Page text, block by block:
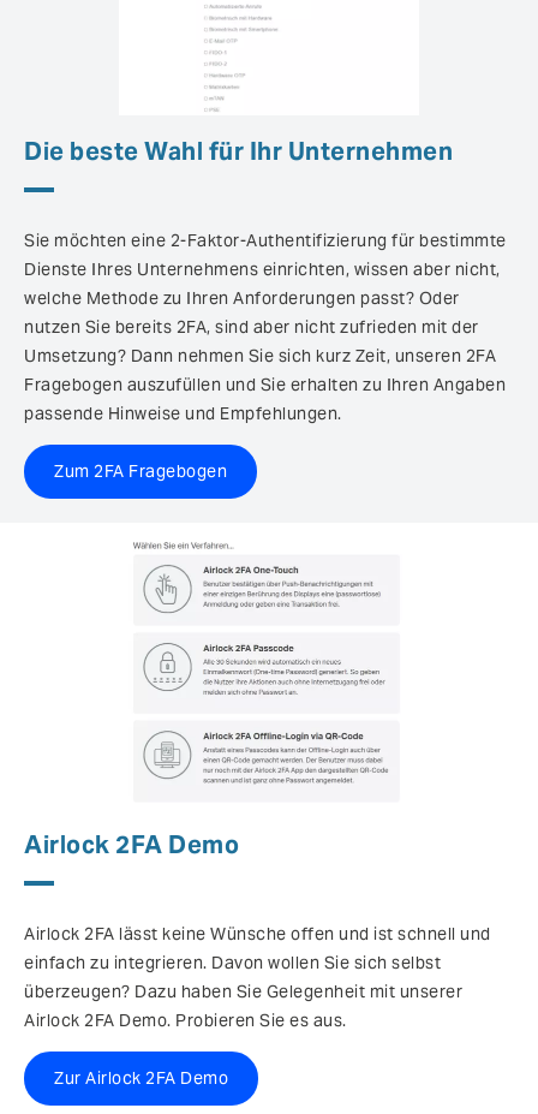
Die beste Wahl für Ihr Unternehmen
Sie möchten eine 2-Faktor-Authentifizierung für bestimmte
Dienste Ihres Unternehmens einrichten, wissen aber nicht,
welche Methode zu Ihren Anforderungen passt? Oder
nutzen Sie bereits 2FA, sind aber nicht zufrieden mit der
Umsetzung? Dann nehmen Sie sich kurz Zeit, unseren 2FA
Fragebogen auszufüllen und Sie erhalten zu Ihren Angaben
passende Hinweise und Empfehlungen.
Zum 2FA Fragebogen
Airlock 2FA Demo
Airlock 2FA lässt keine Wünsche offen und ist schnell und
einfach zu integrieren. Davon wollen Sie sich selbst
überzeugen? Dazu haben Sie Gelegenheit mit unserer
Airlock 2FA Demo. Probieren Sie es aus.
Zur Airlock 2FA Demo